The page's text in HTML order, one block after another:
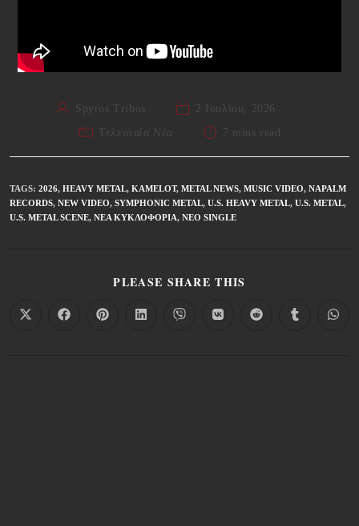
Spyros Tribos
2 Ιουλίου, 2026
Τελευταία Νέα
7 mins read
TAGS: 2026, HEAVY METAL, KAMELOT, METAL NEWS, MUSIC VIDEO, NAPALM
RECORDS, NEW VIDEO, SYMPHONIC METAL, U.S. HEAVY METAL, U.S. METAL,
U.S. METAL SCENE, ΝΈΑ ΚΥΚΛΟΦΟΡΊΑ, ΝΈΟ SINGLE
PLEASE SHARE THIS